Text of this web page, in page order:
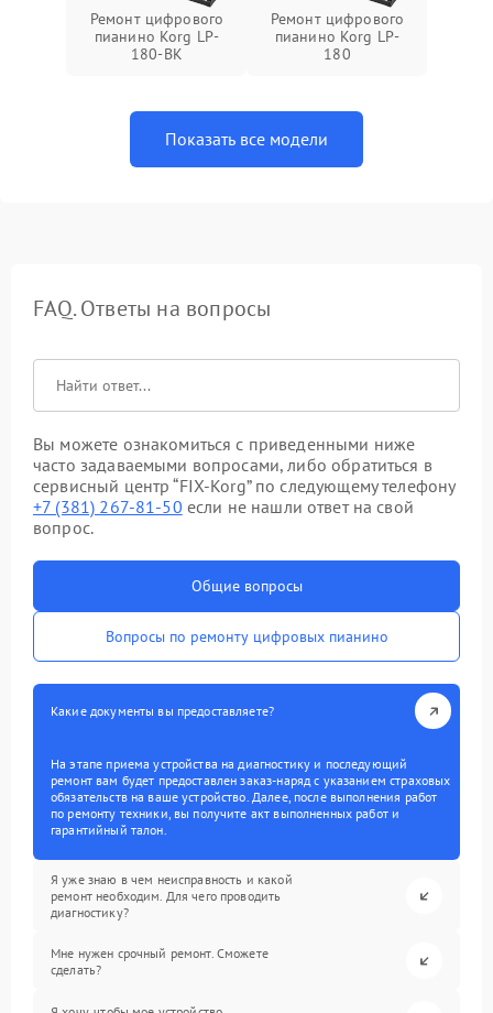
Ремонт цифрового
пианино Korg LP-
180-BK
Ремонт цифрового
пианино Korg LP-
180
Показать все модели
FAQ. Ответы на вопросы
Вы можете ознакомиться с приведенными ниже
часто задаваемыми вопросами, либо обратиться в
сервисный центр “FIX-Korg” по следующему телефону
+7 (381) 267-81-50 если не нашли ответ на свой
вопрос.
Общие вопросы
Вопросы по ремонту цифровых пианино
Какие документы вы предоставляете?
На этапе приема устройства на диагностику и последующий
ремонт вам будет предоставлен заказ-наряд с указанием страховых
обязательств на ваше устройство. Далее, после выполнения работ
по ремонту техники, вы получите акт выполненных работ и
гарантийный талон.
Я уже знаю в чем неисправность и какой
ремонт необходим. Для чего проводить
диагностику?
Мне нужен срочный ремонт. Сможете
сделать?